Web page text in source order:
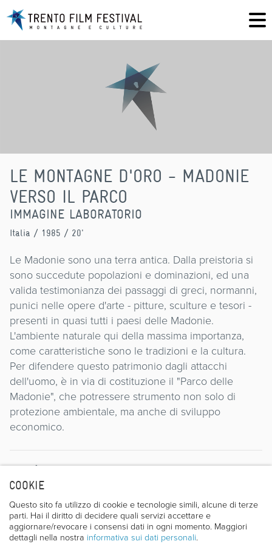
COOKIE
Questo sito fa utilizzo di cookie e tecnologie simili, alcune di terze
parti. Hai il diritto di decidere quali servizi accettare e
aggiornare/revocare i consensi dati in ogni momento. Maggiori
dettagli nella nostra informativa sui dati personali.
LE MONTAGNE D'ORO - MADONIE
VERSO IL PARCO
IMMAGINE LABORATORIO
Italia / 1985 / 20'
Le Madonie sono una terra antica. Dalla preistoria si
sono succedute popolazioni e dominazioni, ed una
valida testimonianza dei passaggi di greci, normanni,
punici nelle opere d'arte - pitture, sculture e tesori -
presenti in quasi tutti i paesi delle Madonie.
L'ambiente naturale qui della massima importanza,
come caratteristiche sono le tradizioni e la cultura.
Per difendere questo patrimonio dagli attacchi
dell'uomo, è in via di costituzione il "Parco delle
Madonie", che potressere strumento non solo di
protezione ambientale, ma anche di sviluppo
economico.
Regista